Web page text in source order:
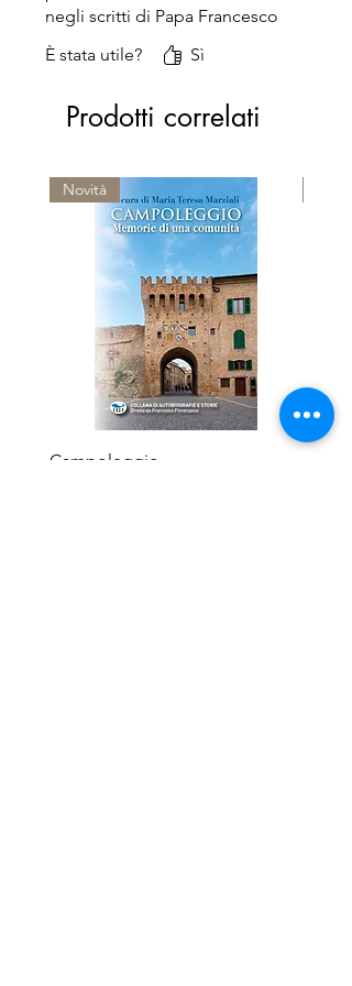
negli scritti di Papa Francesco
È stata utile?
Sì
Prodotti correlati
Novità
Campoleggio